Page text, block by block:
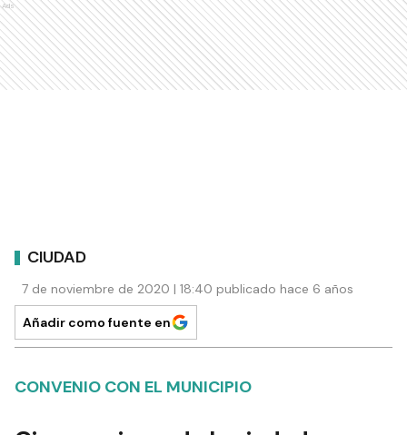
Ads
CIUDAD
7 de noviembre de 2020 | 18:40 publicado hace 6 años
Añadir como fuente en
CONVENIO CON EL MUNICIPIO